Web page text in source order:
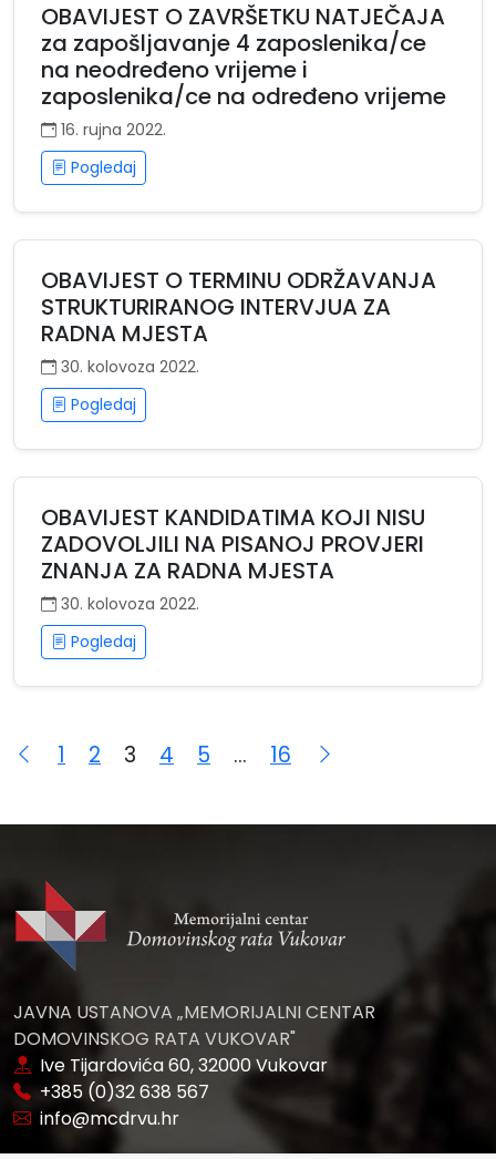
OBAVIJEST O ZAVRŠETKU NATJEČAJA
za zapošljavanje 4 zaposlenika/ce
na neodređeno vrijeme i
zaposlenika/ce na određeno vrijeme
16. rujna 2022.
Pogledaj
OBAVIJEST O TERMINU ODRŽAVANJA
STRUKTURIRANOG INTERVJUA ZA
RADNA MJESTA
30. kolovoza 2022.
Pogledaj
OBAVIJEST KANDIDATIMA KOJI NISU
ZADOVOLJILI NA PISANOJ PROVJERI
ZNANJA ZA RADNA MJESTA
30. kolovoza 2022.
Pogledaj
Navigacija
1 2 3 4 5 … 16
JAVNA USTANOVA „MEMORIJALNI CENTAR
DOMOVINSKOG RATA VUKOVAR"
Ive Tijardovića 60, 32000 Vukovar
+385 (0)32 638 567
info@mcdrvu.hr